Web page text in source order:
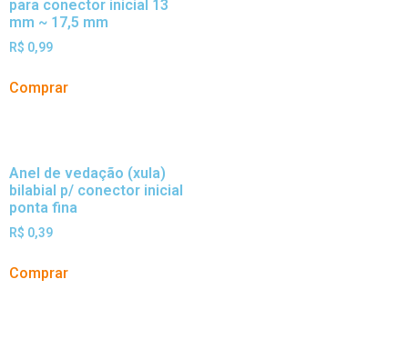
para conector inicial 13
mm ~ 17,5 mm
R$ 0,99
Comprar
Anel de vedação (xula)
bilabial p/ conector inicial
ponta fina
R$ 0,39
Comprar